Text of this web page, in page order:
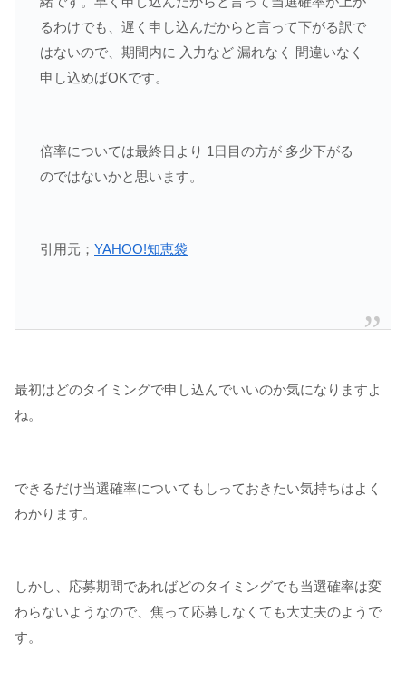
るわけでも、遅く申し込んだからと言って下がる訳で
はないので、期間内に 入力など 漏れなく 間違いなく
申し込めばOKです。
倍率については最終日より 1日目の方が 多少下がる
のではないかと思います。
引用元； YAHOO!知恵袋
最初はどのタイミングで申し込んでいいのか気になりますよ
ね。
できるだけ当選確率についてもしっておきたい気持ちはよく
わかります。
しかし、応募期間であればどのタイミングでも当選確率は変
わらないようなので、焦って応募しなくても大丈夫のようで
す。